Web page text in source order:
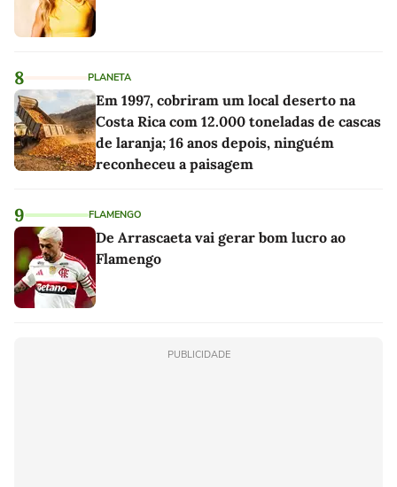
8 PLANETA
Em 1997, cobriram um local deserto na
Costa Rica com 12.000 toneladas de cascas
de laranja; 16 anos depois, ninguém
reconheceu a paisagem
9 FLAMENGO
De Arrascaeta vai gerar bom lucro ao
Flamengo
PUBLICIDADE